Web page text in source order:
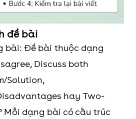
đề bài
bài: Đề bài thuộc dạng
Discuss both
Solution,
hay Two-
Mỗi dạng bài có cấu trúc